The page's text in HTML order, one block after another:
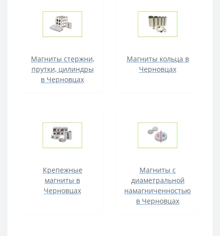
Магниты стержни,
прутки, цилиндры
в Черновцах
Магниты кольца в
Черновцах
Крепежные
магниты в
Черновцах
Магниты с
диаметральной
намагниченностью
в Черновцах